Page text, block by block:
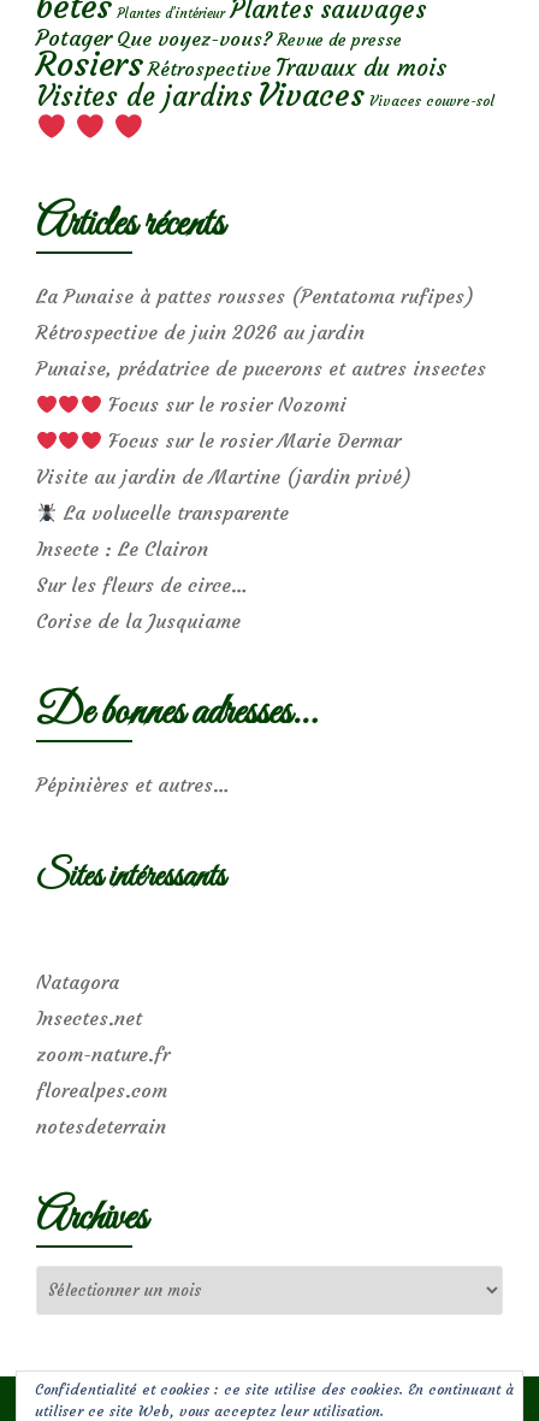
Plantes d’intérieur Plantes sauvages
Potager Que voyez-vous? Revue de presse
Rosiers Rétrospective Travaux du mois
Visites de jardins Vivaces Vivaces couvre-sol
Articles récents
La Punaise à pattes rousses (Pentatoma rufipes)
Rétrospective de juin 2026 au jardin
Punaise, prédatrice de pucerons et autres insectes
Focus sur le rosier Nozomi
Focus sur le rosier Marie Dermar
Visite au jardin de Martine (jardin privé)
La volucelle transparente
Insecte : Le Clairon
Sur les fleurs de circe…
Corise de la Jusquiame
De bonnes adresses…
Pépinières et autres…
Sites intéressants
Natagora
Insectes.net
zoom-nature.fr
florealpes.com
notesdeterrain
Archives
Confidentialité et cookies : ce site utilise des cookies. En continuant à
utiliser ce site Web, vous acceptez leur utilisation.